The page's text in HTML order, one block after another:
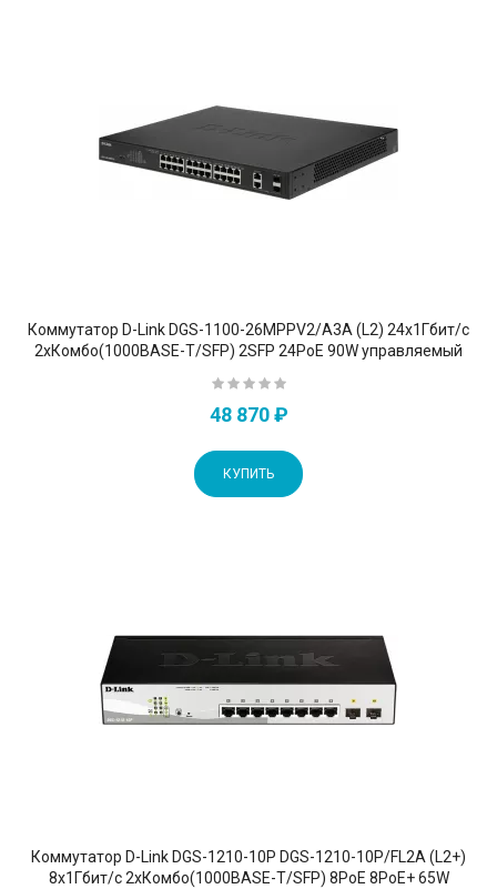
Коммутатор D-Link DGS-1100-26MPPV2/A3A (L2) 24x1Гбит/с
2xКомбо(1000BASE-T/SFP) 2SFP 24PoE 90W управляемый
48 870 ₽
КУПИТЬ
Коммутатор D-Link DGS-1210-10P DGS-1210-10P/FL2A (L2+)
8x1Гбит/с 2xКомбо(1000BASE-T/SFP) 8PoE 8PoE+ 65W